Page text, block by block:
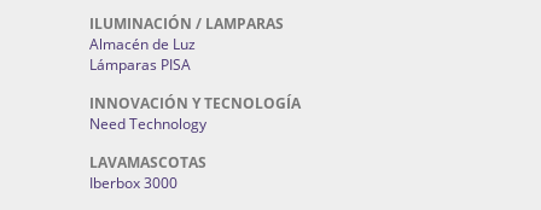
ILUMINACIÓN / LAMPARAS
Almacén de Luz
Lámparas PISA
INNOVACIÓN Y TECNOLOGÍA
Need Technology
LAVAMASCOTAS
Iberbox 3000